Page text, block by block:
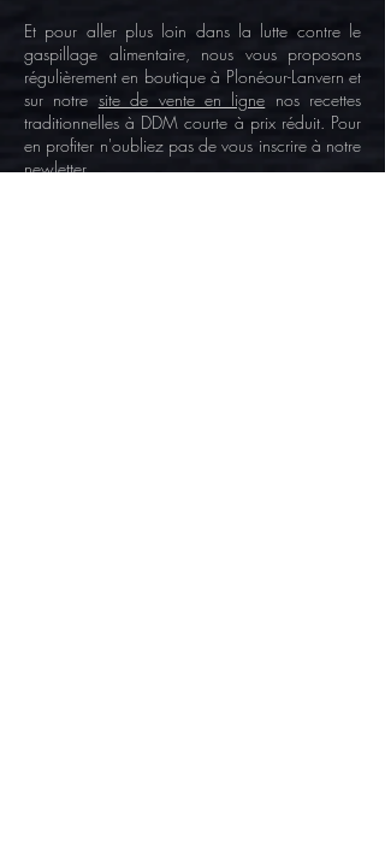
Et pour aller plus loin dans la lutte contre le
gaspillage alimentaire, nous vous proposons
régulièrement en boutique à Plonéour-Lanvern et
sur notre site de vente en ligne nos recettes
traditionnelles à DDM courte à prix réduit. Pour
en profiter n'oubliez pas de vous inscrire à notre
newletter.